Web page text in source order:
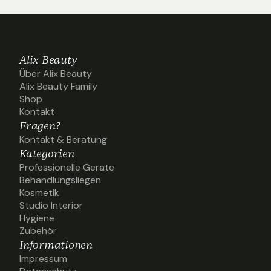
Alix Beauty
Über Alix Beauty
Über Alix Beauty
Alix Beauty Family
Alix Beauty Family
Shop
Shop
Kontakt
Kontakt
Fragen?
Kontakt & Beratung
Kontakt & Beratung
Kategorien
Professionelle Geräte
Professionelle Geräte
Behandlungsliegen
Behandlungsliegen
Kosmetik
Kosmetik
Studio Interior
Studio Interior
Hygiene
Hygiene
Zubehör
Zubehör
Informationen
Impressum